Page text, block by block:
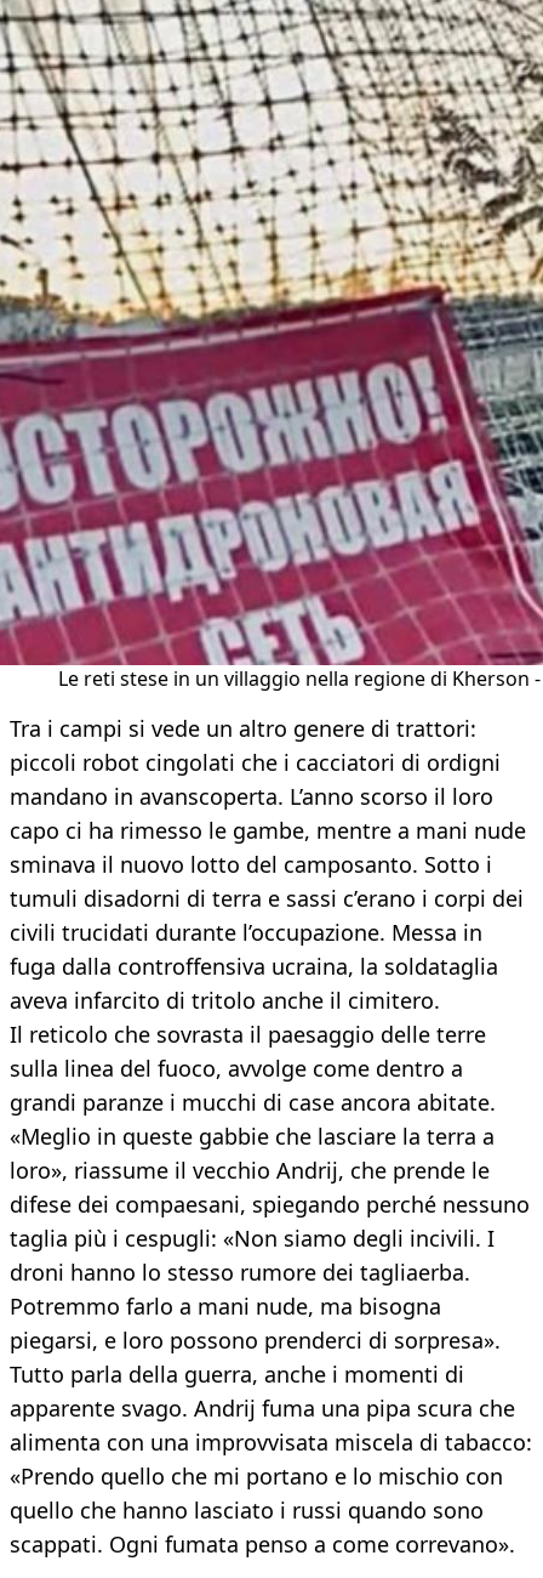
Le reti stese in un villaggio nella regione di Kherson -
Tra i campi si vede un altro genere di trattori:
piccoli robot cingolati che i cacciatori di ordigni
mandano in avanscoperta. L’anno scorso il loro
capo ci ha rimesso le gambe, mentre a mani nude
sminava il nuovo lotto del camposanto. Sotto i
tumuli disadorni di terra e sassi c’erano i corpi dei
civili trucidati durante l’occupazione. Messa in
fuga dalla controffensiva ucraina, la soldataglia
aveva infarcito di tritolo anche il cimitero.
Il reticolo che sovrasta il paesaggio delle terre
sulla linea del fuoco, avvolge come dentro a
grandi paranze i mucchi di case ancora abitate.
«Meglio in queste gabbie che lasciare la terra a
loro», riassume il vecchio Andrij, che prende le
difese dei compaesani, spiegando perché nessuno
taglia più i cespugli: «Non siamo degli incivili. I
droni hanno lo stesso rumore dei tagliaerba.
Potremmo farlo a mani nude, ma bisogna
piegarsi, e loro possono prenderci di sorpresa».
Tutto parla della guerra, anche i momenti di
apparente svago. Andrij fuma una pipa scura che
alimenta con una improvvisata miscela di tabacco:
«Prendo quello che mi portano e lo mischio con
quello che hanno lasciato i russi quando sono
scappati. Ogni fumata penso a come correvano».